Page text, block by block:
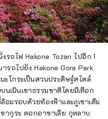
ถไฟ Hakone Tozan ไปอีก 1
รถไปยัง Hakone Gora Park
โกระเป็นสวนประดิษฐ์สไตล์
เนินเขาธรรมชาติโดยมีเทือก
อมรอบด้วยท้องฟ้าและภูเขาเต็ม
ากุระ ดอกอาซาเลีย กุหลาบ